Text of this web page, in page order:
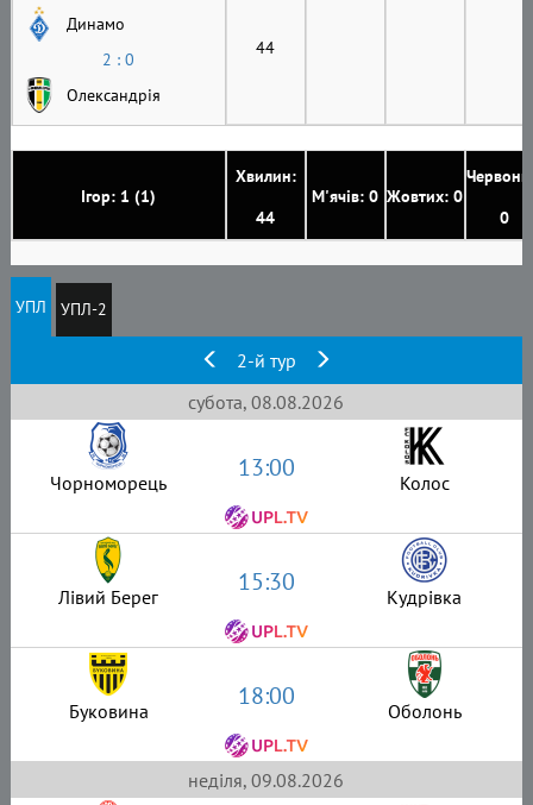
Ігор: 1 (1)
Хвилин:
44
М'ячів: 0 Жовтих: 0
0
Динамо
2 : 0
Олександрія
44
УПЛ УПЛ-2
2-й тур
субота, 08.08.2026
Чорноморець 13:00 Колос
Лівий Берег 15:30 Кудрівка
Буковина 18:00 Оболонь
неділя, 09.08.2026